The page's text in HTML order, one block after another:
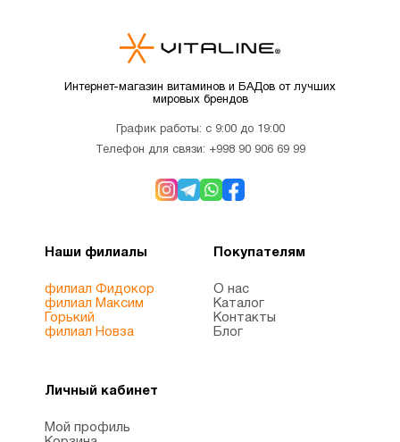
Интернет-магазин витаминов и БАДов от лучших
мировых брендов
График работы: с 9:00 до 19:00
Телефон для связи: +998 90 906 69 99
Наши филиалы
филиал Фидокор
филиал Максим
Горький
филиал Новза
Покупателям
О нас
Каталог
Контакты
Блог
Личный кабинет
Мой профиль